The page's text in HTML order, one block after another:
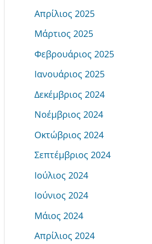
Απρίλιος 2025
Μάρτιος 2025
Φεβρουάριος 2025
Ιανουάριος 2025
Δεκέμβριος 2024
Νοέμβριος 2024
Οκτώβριος 2024
Σεπτέμβριος 2024
Ιούλιος 2024
Ιούνιος 2024
Μάιος 2024
Απρίλιος 2024